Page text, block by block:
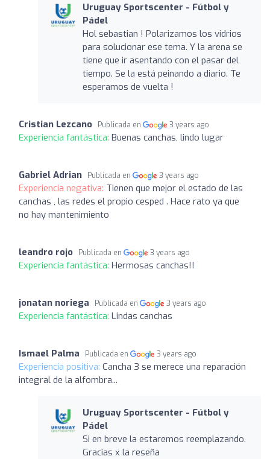
Uruguay Sportscenter - Fútbol y
Pádel
Hol sebastian ! Polarizamos los vidrios
para solucionar ese tema. Y la arena se
tiene que ir asentando con el pasar del
tiempo. Se la está peinando a diario. Te
esperamos de vuelta !
Cristian Lezcano Publicada en 3 years ago
Experiencia fantástica: Buenas canchas, lindo lugar
Gabriel Adrian Publicada en 3 years ago
Experiencia negativa: Tienen que mejor el estado de las
canchas , las redes el propio cesped . Hace rato ya que
no hay mantenimiento
leandro rojo Publicada en 3 years ago
Experiencia fantástica: Hermosas canchas!!
jonatan noriega Publicada en 3 years ago
Experiencia fantástica: Lindas canchas
Ismael Palma Publicada en 3 years ago
Experiencia positiva: Cancha 3 se merece una reparación
integral de la alfombra...
Uruguay Sportscenter - Fútbol y
Pádel
Si en breve la estaremos reemplazando.
Gracias x la reseña